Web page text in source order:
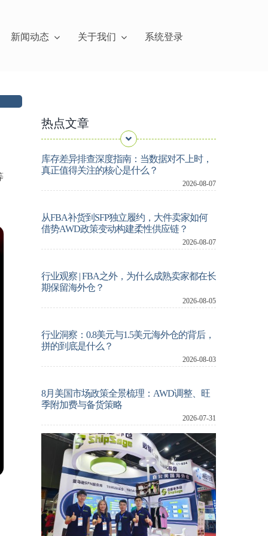
新闻动态 关于我们 系统登录
热点文章
库存差异排查深度指南：当数据对不上时，
真正值得关注的核心是什么？
2026-08-07
从FBA补货到SFP独立履约，大件卖家如何
借势AWD政策变动构建柔性供应链？
2026-08-07
行业观察 | FBA之外，为什么成熟卖家都在长
期保留海外仓？
2026-08-05
行业洞察：0.8美元与1.5美元海外仓的背后，
拼的到底是什么？
2026-08-03
8月美国市场政策全景梳理：AWD调整、旺
季附加费与备货策略
2026-07-31